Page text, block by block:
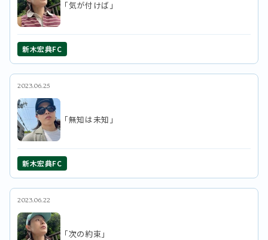
「気が付けば」
新木宏典FC
2023.06.25
「無知は未知」
新木宏典FC
2023.06.22
「次の約束」